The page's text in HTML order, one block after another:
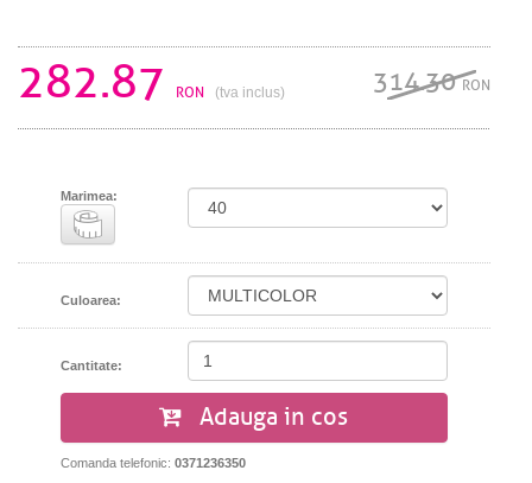
282.87 RON (tva inclus) 314.30RON
Marimea:
Culoarea:
Cantitate:
Adauga in cos
Comanda telefonic: 0371236350